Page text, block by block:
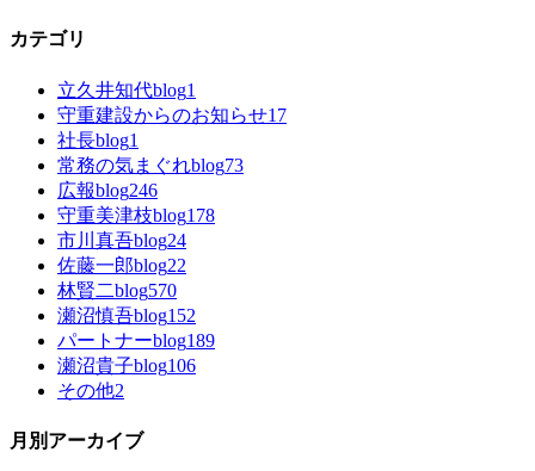
カテゴリ
立久井知代blog1
守重建設からのお知らせ17
社長blog1
常務の気まぐれblog73
広報blog246
守重美津枝blog178
市川真吾blog24
佐藤一郎blog22
林賢二blog570
瀬沼慎吾blog152
パートナーblog189
瀬沼貴子blog106
その他2
月別アーカイブ